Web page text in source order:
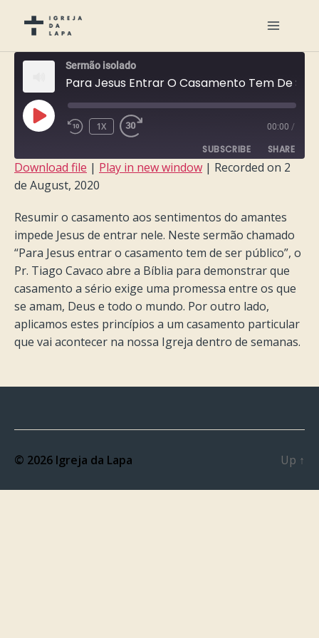
Sermão isolado
PLAY
EPISODE
1X 00:00 /
SUBSCRIBE SHARE
SHARE
LINK
EMBED
Download file | Play in new window | Recorded on 2
de August, 2020
Resumir o casamento aos sentimentos do amantes
impede Jesus de entrar nele. Neste sermão chamado
“Para Jesus entrar o casamento tem de ser público”, o
Pr. Tiago Cavaco abre a Bíblia para demonstrar que
casamento a sério exige uma promessa entre os que
se amam, Deus e todo o mundo. Por outro lado,
aplicamos estes princípios a um casamento particular
que vai acontecer na nossa Igreja dentro de semanas.
© 2026 Igreja da Lapa Up ↑